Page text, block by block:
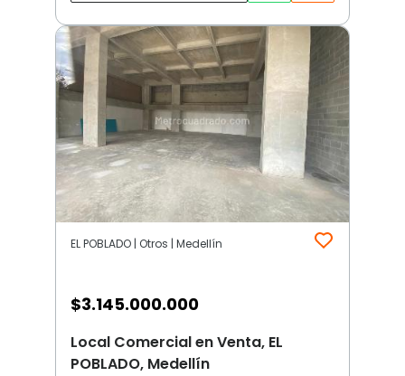
EL POBLADO | Otros | Medellín
$3.145.000.000
Local Comercial en Venta, EL
POBLADO, Medellín